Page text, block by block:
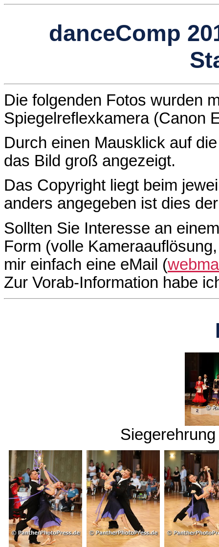
danceComp
Die folgenden Fotos wurden
Spiegelreflexkamera (Canon
Durch einen Mausklick auf
das Bild groß angezeigt.
Das Copyright liegt beim
anders angegeben ist dies
Sollten Sie Interesse an
Form (volle
mir einfach eine eMail (
Zur Vorab-Information habe